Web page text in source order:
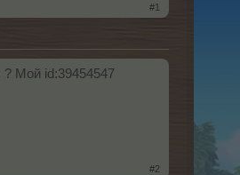
#1
? Мой id:39454547
#2